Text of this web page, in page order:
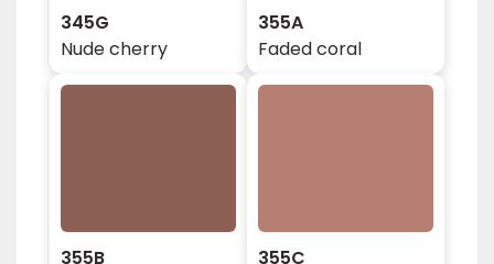
345G
Nude cherry
355A
Faded coral
355B 355C